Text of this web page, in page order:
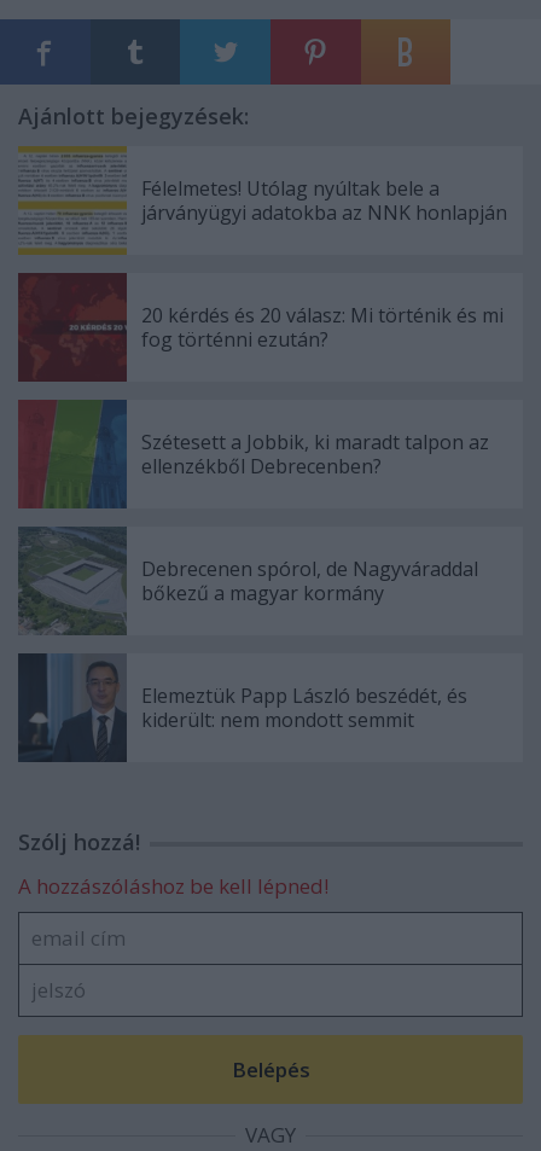
Ajánlott bejegyzések:
Félelmetes! Utólag nyúltak bele a
járványügyi adatokba az NNK honlapján
20 kérdés és 20 válasz: Mi történik és mi
fog történni ezután?
Szétesett a Jobbik, ki maradt talpon az
ellenzékből Debrecenben?
Debrecenen spórol, de Nagyváraddal
bőkezű a magyar kormány
Elemeztük Papp László beszédét, és
kiderült: nem mondott semmit
Szólj hozzá!
A hozzászóláshoz be kell lépned!
VAGY